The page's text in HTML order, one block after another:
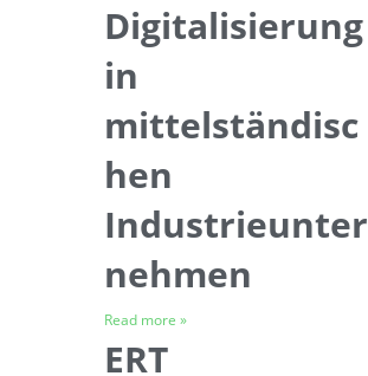
Digitalisierung
in
mittelständisc
hen
Industrieunter
nehmen
Read more »
ERT